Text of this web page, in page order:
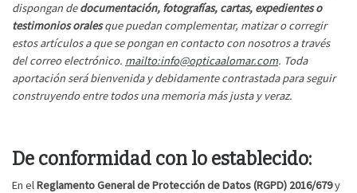
dispongan dedocumentación, fotografías, cartas, expedientes o
testimonios oralesque puedan complementar, matizar o corregir
estos artículos a que se pongan en contacto con nosotros a través
del correo electrónico. mailto:info@opticaalomar.com. Toda
aportación será bienvenida y debidamente contrastada para seguir
construyendo entre todos una memoria más justa y veraz.
De conformidad con lo establecido:
En elReglamento General de Protección de Datos (RGPD) 2016/679y